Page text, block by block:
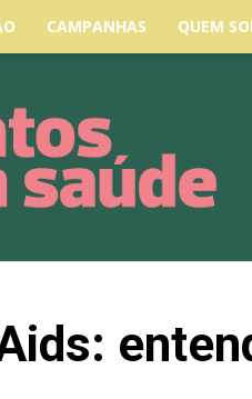
CAMPANHAS QUEM